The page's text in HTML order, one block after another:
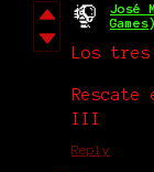
José
Games)
Los tres
Rescate
III
Reply